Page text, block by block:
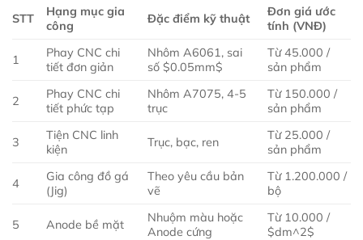
STT
Hạng mục gia
công
Đặc điểm kỹ thuật
Đơn giá ước
tính (VNĐ)
1
Phay CNC chi
tiết đơn giản
Nhôm A6061, sai
số$0.05mm$
Từ 45.000 /
sản phẩm
2
Phay CNC chi
tiết phức tạp
Nhôm A7075, 4-5
trục
Từ 150.000 /
sản phẩm
3
Tiện CNC linh
kiện
Trục, bạc, ren
Từ 25.000 /
sản phẩm
4
Gia công đồ gá
(Jig)
Theo yêu cầu bản
vẽ
Từ 1.200.000 /
bộ
5 Anode bề mặt
Nhuộm màu hoặc
Anode cứng
Từ 10.000 /
$dm^2$